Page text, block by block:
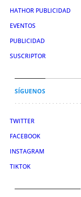
HATHOR PUBLICIDAD
EVENTOS
PUBLICIDAD
SUSCRIPTOR
SÍGUENOS
TWITTER
FACEBOOK
INSTAGRAM
TIKTOK